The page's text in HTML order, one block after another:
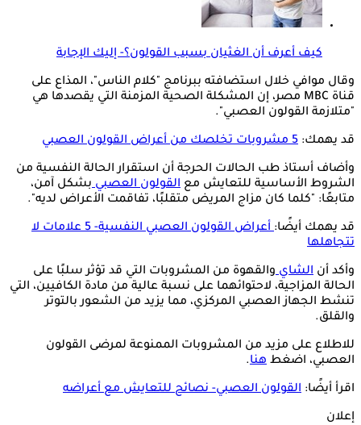
كيف أعرف أن الغثيان بسبب القولون؟- إليك الإجابة
وقال موافي خلال استضافته ببرنامج "كلام الناس"، المذاع على
قناة MBC مصر، إن المشكلة الصحية المزمنة التي يقصدها هي
"متلازمة القولون العصبي".
قد يهمك: 5 مشروبات تخلصك من أعراض القولون العصبي
وأضاف أستاذ طب الحالات الحرجة أن استقرار الحالة النفسية من
الشروط الأساسية للتعايش مع القولون العصبيبشكل آمن،
متابعًا: "كلما كان مزاج المريض متقلبًا، تفاقمت الأعراض لديه".
قد يهمك أيضًا:
أعراض القولون العصبي النفسية- 5 علامات لا
تتجاهلها
وأكد أن الشايوالقهوة من المشروبات التي قد تؤثر سلبًا على
الحالة المزاجية، لاحتوائهما على نسبة عالية من مادة الكافيين، التي
تنشط الجهاز العصبي المركزي، مما يزيد من الشعور بالتوتر
والقلق.
للاطلاع على مزيد من المشروبات الممنوعة لمرضى القولون
العصبي، اضغط هنا.
اقرأ أيضًا: القولون العصبي- نصائح للتعايش مع أعراضه
إعلان